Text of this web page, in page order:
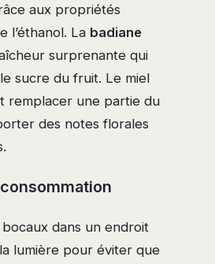
aux propriétés
l’éthanol. La badiane
surprenante qui
sucre du fruit. Le miel
remplacer une partie du
des notes florales
dans un endroit
lumière pour éviter que